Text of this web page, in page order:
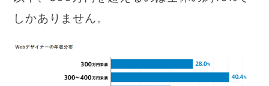
しかありません。